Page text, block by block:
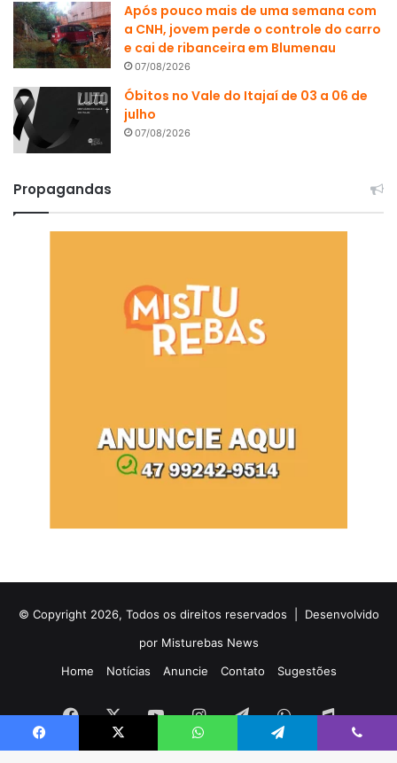
Após pouco mais de uma semana com
a CNH, jovem perde o controle do carro
e cai de ribanceira em Blumenau
07/08/2026
Óbitos no Vale do Itajaí de 03 a 06 de
julho
07/08/2026
Propagandas
© Copyright 2026, Todos os direitos reservados | Desenvolvido
por Misturebas News
Home
Notícias Anuncie Contato Sugestões
Facebook
X YouTubeInstagramTelegramWhatsApp
Rádio
Facebook X WhatsApp Telegram Viber